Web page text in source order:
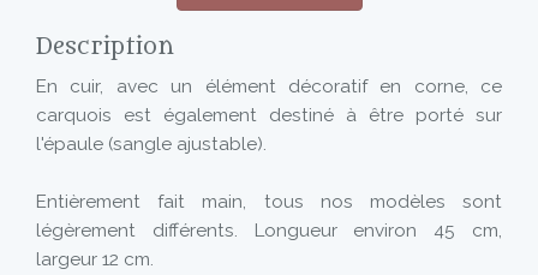
Description
En cuir, avec un élément décoratif en corne, ce
carquois est également destiné à être porté sur
l'épaule (sangle ajustable).
Entièrement fait main, tous nos modèles sont
légèrement différents. Longueur environ 45 cm,
largeur 12 cm.